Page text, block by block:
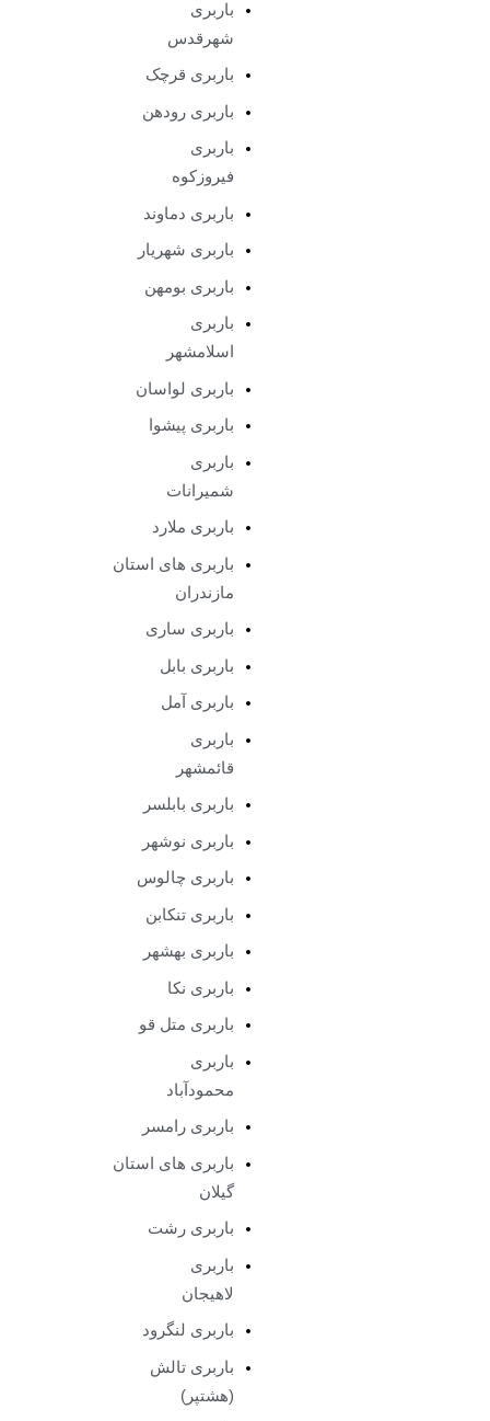
باربری
شهرقدس
باربری قرچک
باربری رودهن
باربری
فیروزکوه
باربری دماوند
باربری شهریار
باربری بومهن
باربری
اسلامشهر
باربری لواسان
باربری پیشوا
باربری
شمیرانات
باربری ملارد
باربری های استان
مازندران
باربری ساری
باربری بابل
باربری آمل
باربری
قائمشهر
باربری بابلسر
باربری نوشهر
باربری چالوس
باربری تنکابن
باربری بهشهر
باربری نکا
باربری متل قو
باربری
محمودآباد
باربری رامسر
باربری های استان
گیلان
باربری رشت
باربری
لاهیجان
باربری لنگرود
باربری تالش
(هشتپر)